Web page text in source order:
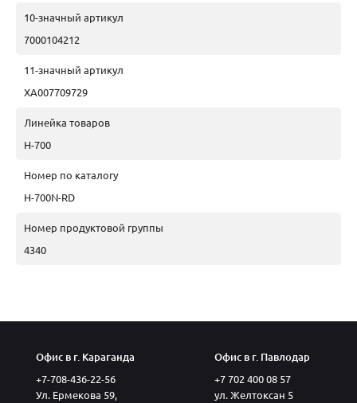
10-значный артикул
7000104212
11-значный артикул
XA007709729
Линейка товаров
H-700
Номер по каталогу
H-700N-RD
Номер продуктовой группы
4340
Офис в г. Караганда
+7-708-436-22-56
Ул. Ермекова 59,
Офис в г. Павлодар
+7 702 400 08 57
ул. Желтоксан 5